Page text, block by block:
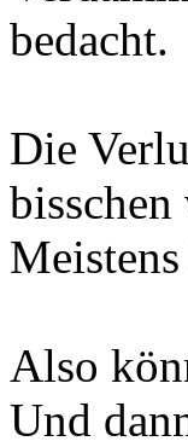
bedacht.
Die
Also
Und